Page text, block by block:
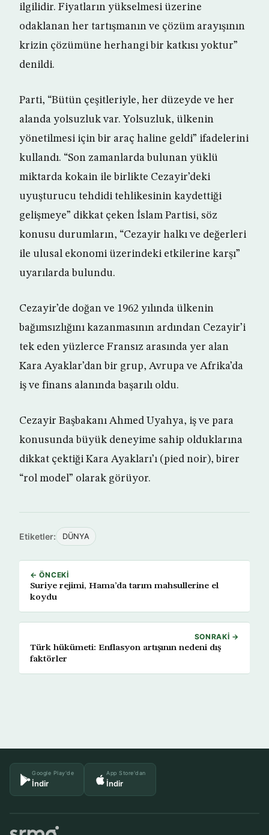
ilgilidir. Fiyatların yükselmesi üzerine
odaklanan her tartışmanın ve çözüm arayışının
krizin çözümüne herhangi bir katkısı yoktur”
denildi.
Parti, “Bütün çeşitleriyle, her düzeyde ve her
alanda yolsuzluk var. Yolsuzluk, ülkenin
yönetilmesi için bir araç haline geldi” ifadelerini
kullandı. “Son zamanlarda bulunan yüklü
miktarda kokain ile birlikte Cezayir’deki
uyuşturucu tehdidi tehlikesinin kaydettiği
gelişmeye” dikkat çeken İslam Partisi, söz
konusu durumların, “Cezayir halkı ve değerleri
ile ulusal ekonomi üzerindeki etkilerine karşı”
uyarılarda bulundu.
Cezayir’de doğan ve 1962 yılında ülkenin
bağımsızlığını kazanmasının ardından Cezayir’i
tek eden yüzlerce Fransız arasında yer alan
Kara Ayaklar’dan bir grup, Avrupa ve Afrika’da
iş ve finans alanında başarılı oldu.
Cezayir Başbakanı Ahmed Uyahya, iş ve para
konusunda büyük deneyime sahip olduklarına
dikkat çektiği Kara Ayakları’ı (pied noir), birer
“rol model” olarak görüyor.
Etiketler: DÜNYA
← ÖNCEKI
Suriye rejimi, Hama’da tarım mahsullerine el
koydu
SONRAKI →
Türk hükümeti: Enflasyon artışının nedeni dış
faktörler
Google Play'de
İndir
App Store'dan
İndir